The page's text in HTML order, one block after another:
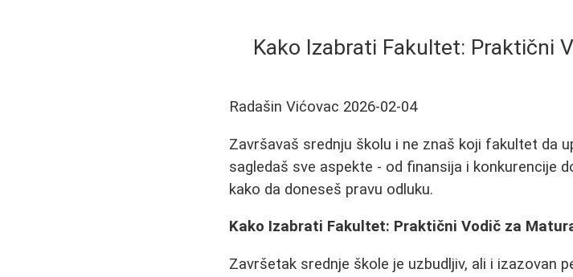
Kako Izabrati Fakultet: Praktični
Radašin Vićovac 2026-02-04
Završavaš srednju školu i ne znaš koji fakultet da
sagledaš sve aspekte - od finansija i konkurencije
kako da doneseš pravu odluku.
Kako Izabrati Fakultet: Praktični Vodič za
Završetak srednje škole je uzbudljiv, ali i izazovan